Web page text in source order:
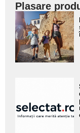
Plasare
Adaugă
aici textul
pentru
subtitlu
pentru
subtitlu